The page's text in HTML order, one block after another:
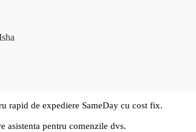
rapid de expediere SameDay cu cost fix.
asistenta pentru comenzile dvs.